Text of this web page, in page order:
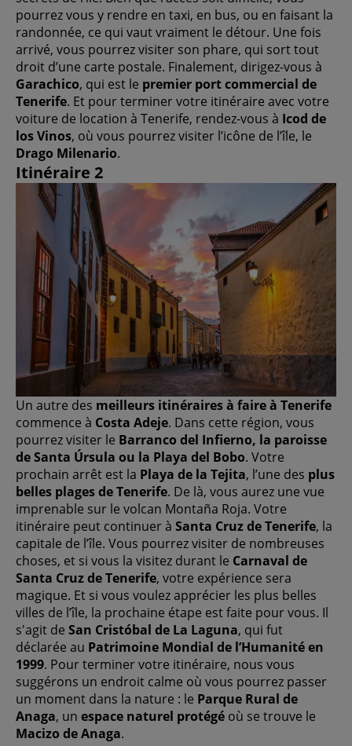
pourrez vous y rendre en taxi, en bus, ou en faisant la
randonnée, ce qui vaut vraiment le détour. Une fois
arrivé, vous pourrez visiter son phare, qui sort tout
droit d’une carte postale. Finalement, dirigez-vous à
Garachico, qui est le premier port commercial de
Tenerife. Et pour terminer votre itinéraire avec votre
voiture de location à Tenerife, rendez-vous à Icod de
los Vinos, où vous pourrez visiter l’icône de l’île, le
Drago Milenario.
Itinéraire 2
Un autre des meilleurs itinéraires à faire à Tenerife
commence à Costa Adeje. Dans cette région, vous
pourrez visiter le Barranco del Infierno, la paroisse
de Santa Úrsula ou la Playa del Bobo. Votre
prochain arrêt est la Playa de la Tejita, l’une des plus
belles plages de Tenerife. De là, vous aurez une vue
imprenable sur le volcan Montaña Roja. Votre
itinéraire peut continuer à Santa Cruz de Tenerife, la
capitale de l’île. Vous pourrez visiter de nombreuses
choses, et si vous la visitez durant le Carnaval de
Santa Cruz de Tenerife, votre expérience sera
magique. Et si vous voulez apprécier les plus belles
villes de l’île, la prochaine étape est faite pour vous. Il
s'agit de San Cristóbal de La Laguna, qui fut
déclarée au Patrimoine Mondial de l’Humanité en
1999. Pour terminer votre itinéraire, nous vous
suggérons un endroit calme où vous pourrez passer
un moment dans la nature : le Parque Rural de
Anaga, un espace naturel protégé où se trouve le
Macizo de Anaga.